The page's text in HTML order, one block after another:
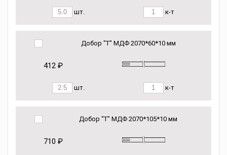
шт. к-т
Добор "Т" МДФ 2070*60*10 мм
412 ₽
шт. к-т
Добор "Т" МДФ 2070*105*10 мм
710 ₽